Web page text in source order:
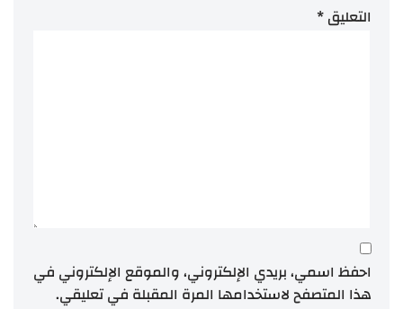
التعليق*
احفظ اسمي، بريدي الإلكتروني، والموقع الإلكتروني في
هذا المتصفح لاستخدامها المرة المقبلة في تعليقي.